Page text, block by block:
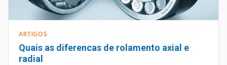
ARTIGOS
Quais as diferencas de rolamento axial e
radial